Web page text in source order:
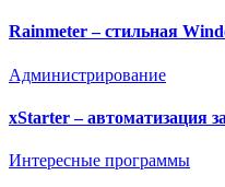
Rainmeter – стильная
Администрирование
xStarter – автоматизация
Интересные программы